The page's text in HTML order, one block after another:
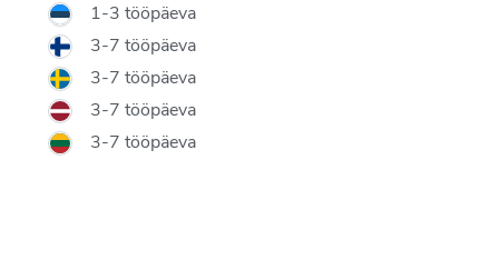
1-3 tööpäeva
3-7 tööpäeva
3-7 tööpäeva
3-7 tööpäeva
3-7 tööpäeva